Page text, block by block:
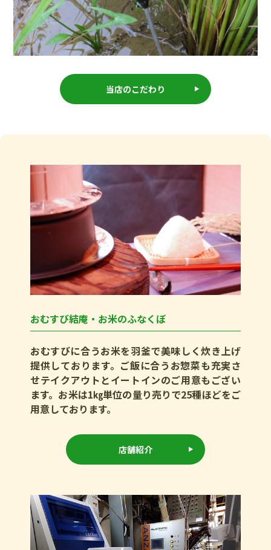
当店のこだわり
おむすび結庵・お米のふなくぼ
おむすびに合うお米を羽釜で美味しく炊き上げ
提供しております。ご飯に合うお惣菜も充実さ
せテイクアウトとイートインのご用意もござい
ます。お米は1㎏単位の量り売りで25種ほどをご
用意しております。
店舗紹介